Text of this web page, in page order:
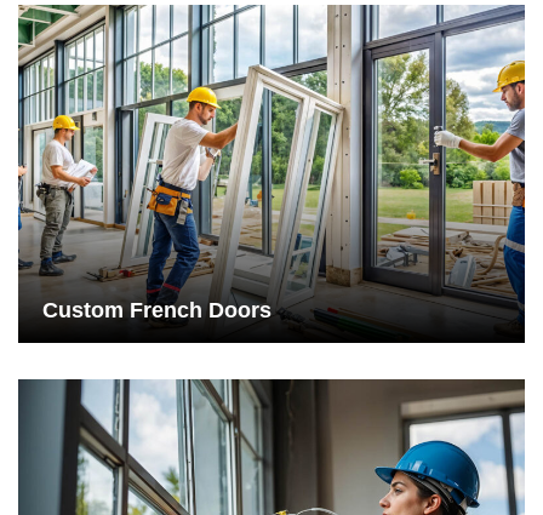
Custom French Doors